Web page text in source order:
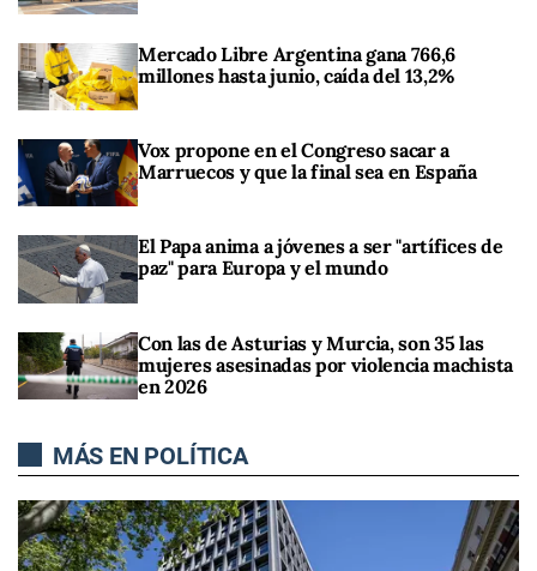
Mercado Libre Argentina gana 766,6
millones hasta junio, caída del 13,2%
Vox propone en el Congreso sacar a
Marruecos y que la final sea en España
El Papa anima a jóvenes a ser "artífices de
paz" para Europa y el mundo
Con las de Asturias y Murcia, son 35 las
mujeres asesinadas por violencia machista
en 2026
MÁS EN POLÍTICA